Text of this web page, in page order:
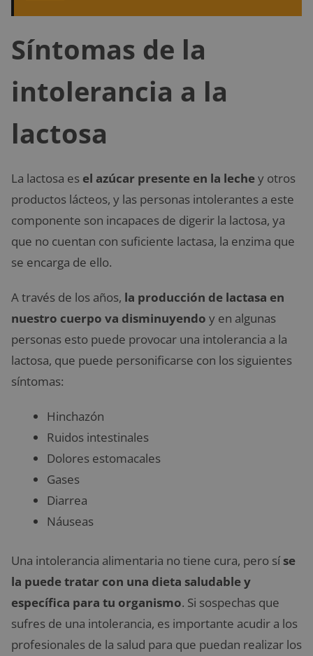
Síntomas de la
intolerancia a la
lactosa
La lactosa es el azúcar presente en la lechey otros
productos lácteos, y las personas intolerantes a este
componente son incapaces de digerir la lactosa, ya
que no cuentan con suficiente lactasa, la enzima que
se encarga de ello.
A través de los años, la producción de lactasa en
nuestro cuerpo va disminuyendo y en algunas
personas esto puede provocar una intolerancia a la
lactosa, que puede personificarse con los siguientes
síntomas:
Hinchazón
Ruidos intestinales
Dolores estomacales
Gases
Diarrea
Náuseas
Una intolerancia alimentaria no tiene cura, pero síse
la puede tratar con una dieta saludable y
específica para tu organismo. Si sospechas que
sufres de una intolerancia, es importante acudir a los
profesionales de la salud para que puedan realizar los